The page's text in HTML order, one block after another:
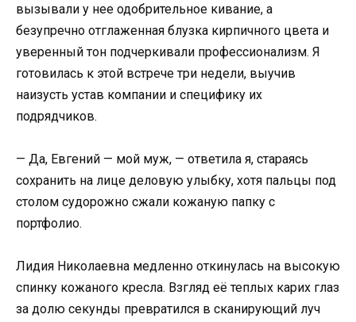
вызывали у нее одобрительное кивание, а
безупречно отглаженная блузка кирпичного цвета и
уверенный тон подчеркивали профессионализм. Я
готовилась к этой встрече три недели, выучив
наизусть устав компании и специфику их
подрядчиков.
— Да, Евгений — мой муж, — ответила я, стараясь
сохранить на лице деловую улыбку, хотя пальцы под
столом судорожно сжали кожаную папку с
портфолио.
Лидия Николаевна медленно откинулась на высокую
спинку кожаного кресла. Взгляд её теплых карих глаз
за долю секунды превратился в сканирующий луч